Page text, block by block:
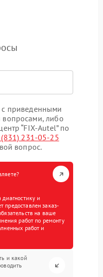
с приведенными
либо
“FIX-Autel” по
(831) 231-05-25
вопрос.
и
заказ-
на ваше
работ по ремонту
работ и
и какой